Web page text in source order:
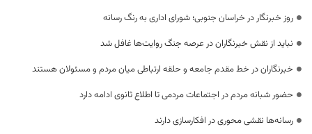
روز خبرنگار در خراسان جنوبی؛ شورای اداری به رنگ رسانه
نباید از نقش خبرنگاران در عرصه جنگ روایت‌ها غافل شد
خبرنگاران در خط مقدم جامعه و حلقه ارتباطی میان مردم و مسئولان هستند
حضور شبانه مردم در اجتماعات مردمی تا اطلاع ثانوی ادامه دارد
رسانه‌ها نقشی محوری در افکارسازی دارند